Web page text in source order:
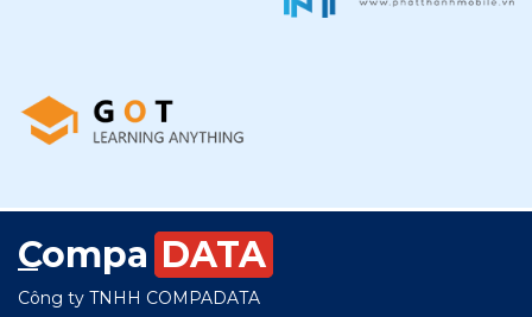
Compa DATA
Công ty TNHH COMPADATA